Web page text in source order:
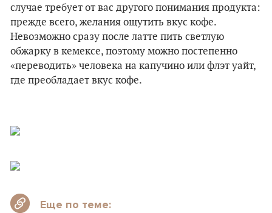
случае требует от вас другого понимания продукта:
прежде всего, желания ощутить вкус кофе.
Невозможно сразу после латте пить светлую
обжарку в кемексе, поэтому можно постепенно
«переводить» человека на капучино или флэт уайт,
где преобладает вкус кофе.
Еще по теме: